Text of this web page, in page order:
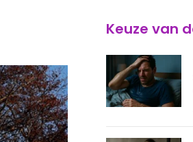
Keuze van